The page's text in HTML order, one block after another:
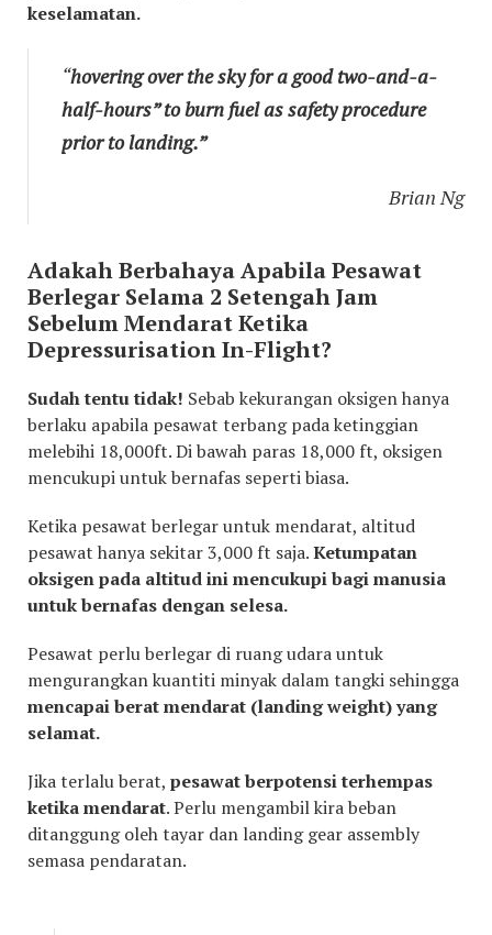
keselamatan.
“hovering over the sky for a good two-and-a-
half-hours” to burn fuel as safety procedure
prior to landing.”
Brian Ng
Adakah Berbahaya Apabila Pesawat
Berlegar Selama 2 Setengah Jam
Sebelum Mendarat Ketika
Depressurisation In-Flight?
Sudah tentu tidak! Sebab kekurangan oksigen hanya
berlaku apabila pesawat terbang pada ketinggian
melebihi 18,000ft. Di bawah paras 18,000 ft, oksigen
mencukupi untuk bernafas seperti biasa.
Ketika pesawat berlegar untuk mendarat, altitud
pesawat hanya sekitar 3,000 ft saja.Ketumpatan
oksigen pada altitud ini mencukupi bagi manusia
untuk bernafas dengan selesa.
Pesawat perlu berlegar di ruang udara untuk
mengurangkan kuantiti minyak dalam tangki sehingga
mencapai berat mendarat (landing weight) yang
selamat.
Jika terlalu berat, pesawat berpotensi terhempas
ketika mendarat. Perlu mengambil kira beban
ditanggung oleh tayar dan landing gear assembly
semasa pendaratan.